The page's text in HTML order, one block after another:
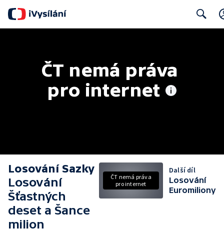
ČT nemá práva
pro internet
Losování Sazky
Losování
Šťastných
deset a Šance
milion
ČT nemá práva
pro internet
Další díl
Losování
Euromiliony